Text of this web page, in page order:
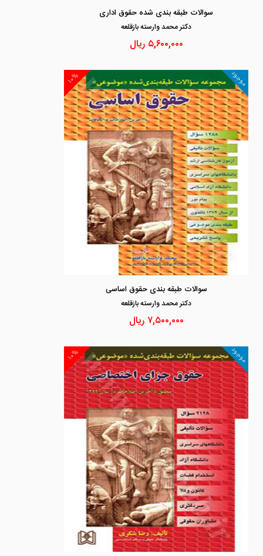
سوالات طبقه بندی شده حقوق اداری
دكتر محمد وارسته بازقلعه
۵,۶۰۰,۰۰۰ ریال
۱۰% موجود
سوالات طبقه بندی حقوق اساسی
دكتر محمد وارسته بازقلعه
۷,۵۰۰,۰۰۰ ریال
۱۰% موجود